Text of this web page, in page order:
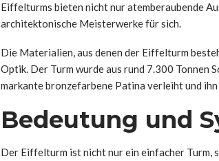
Eiffelturms bieten nicht nur atemberaubende
architektonische Meisterwerke für sich.
Die Materialien, aus denen der Eiffelturm
Optik. Der Turm wurde aus rund 7.300 Tonnen
markante bronzefarbene Patina verleiht und
Bedeutung und
Der Eiffelturm ist nicht nur ein einfacher Turm,